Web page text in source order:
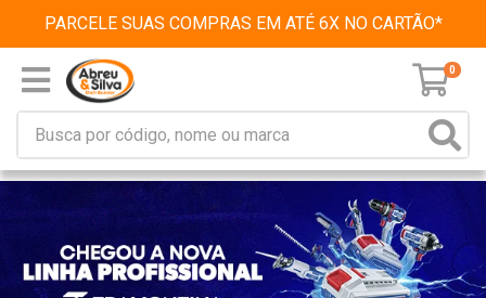
PARCELE SUAS COMPRAS EM ATÉ 6X NO CARTÃO*
0